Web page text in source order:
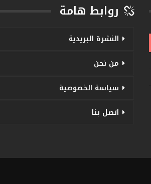
روابط هامة
النشرة البريدية
من نحن
سياسة الخصوصية
اتصل بنا